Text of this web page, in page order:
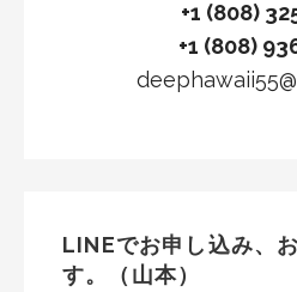
+1 (808)
+1 (808)
LINEでお申し込み、
す。（山本）